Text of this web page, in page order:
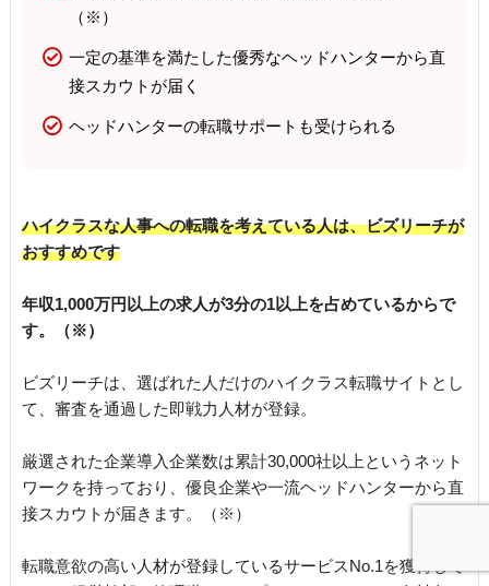
（※）
一定の基準を満たした優秀なヘッドハンターから直
接スカウトが届く
ヘッドハンターの転職サポートも受けられる
ハイクラスな人事への転職を考えている人は、ビズリーチが
おすすめです
年収1,000万円以上の求人が3分の1以上を占めているからで
す。（※）
ビズリーチは、選ばれた人だけのハイクラス転職サイトとし
て、審査を通過した即戦力人材が登録。
厳選された企業導入企業数は累計30,000社以上というネット
ワークを持っており、優良企業や一流ヘッドハンターから直
接スカウトが届きます。（※）
転職意欲の高い人材が登録しているサービスNo.1を獲得して